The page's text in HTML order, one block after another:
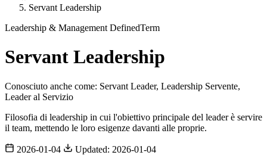
Servant Leadership
Leadership & Management DefinedTerm
Servant Leadership
Conosciuto anche come: Servant Leader, Leadership Servente,
Leader al Servizio
Filosofia di leadership in cui l'obiettivo principale del leader è servire
il team, mettendo le loro esigenze davanti alle proprie.
2026-01-04 Updated: 2026-01-04